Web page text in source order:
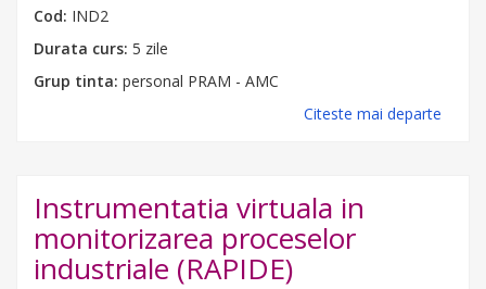
Cod: IND2
Durata curs: 5 zile
Grup tinta: personal PRAM - AMC
Citeste mai departe
Instrumentatia virtuala in
monitorizarea proceselor
industriale (RAPIDE)